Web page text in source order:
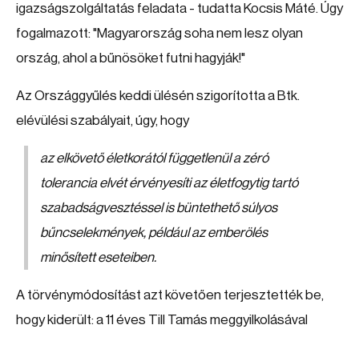
igazságszolgáltatás feladata - tudatta Kocsis Máté. Úgy
fogalmazott: "Magyarország soha nem lesz olyan
ország, ahol a bűnösöket futni hagyják!"
Az Országgyűlés keddi ülésén szigorította a Btk.
elévülési szabályait, úgy, hogy
az elkövető életkorától függetlenül a zéró
tolerancia elvét érvényesíti az életfogytig tartó
szabadságvesztéssel is büntethető súlyos
bűncselekmények, például az emberölés
minősített eseteiben.
A törvénymódosítást azt követően terjesztették be,
hogy kiderült: a 11 éves Till Tamás meggyilkolásával